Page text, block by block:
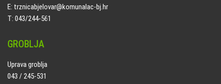
E: trznicabjelovar@komunalac-bj.hr
T: 043/244-561
GROBLJA
Uprava groblja
043 / 245-531